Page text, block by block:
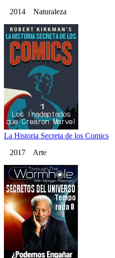
2014 Naturaleza
La Historia Secreta de los Comics
2017 Arte